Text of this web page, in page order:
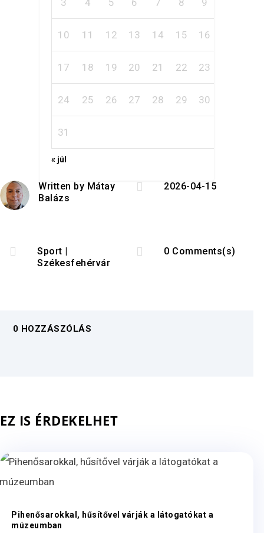
3 4 5 6 7 8 9
10 11 12 13 14 15 16
17 18 19 20 21 22 23
24 25 26 27 28 29 30
31
« júl
Written by Mátay
Balázs
 2026-04-15
 Sport
Székesfehérvár
 0 Comments(s)
0 HOZZÁSZÓLÁS
EZ IS ÉRDEKELHET
Pihenősarokkal, hűsítővel várják a látogatókat a
múzeumban